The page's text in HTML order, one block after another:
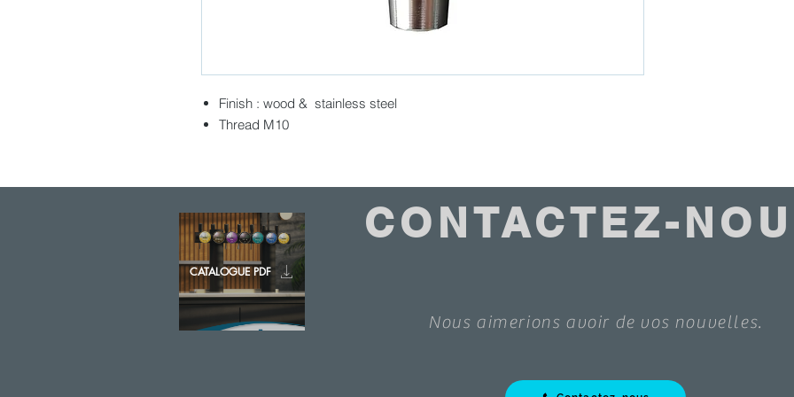
Finish : wood & stainless steel
Thread M10
CONTACTEZ-
Nous aimerions avoir de vos nouvelles.
CATALOGUE PDF